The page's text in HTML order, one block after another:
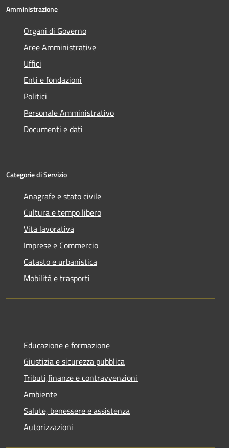
Amministrazione
Organi di Governo
Aree Amministrative
Uffici
Enti e fondazioni
Politici
Personale Amministrativo
Documenti e dati
Categorie di Servizio
Anagrafe e stato civile
Cultura e tempo libero
Vita lavorativa
Imprese e Commercio
Catasto e urbanistica
Mobilità e trasporti
Educazione e formazione
Giustizia e sicurezza pubblica
Tributi,finanze e contravvenzioni
Ambiente
Salute, benessere e assistenza
Autorizzazioni